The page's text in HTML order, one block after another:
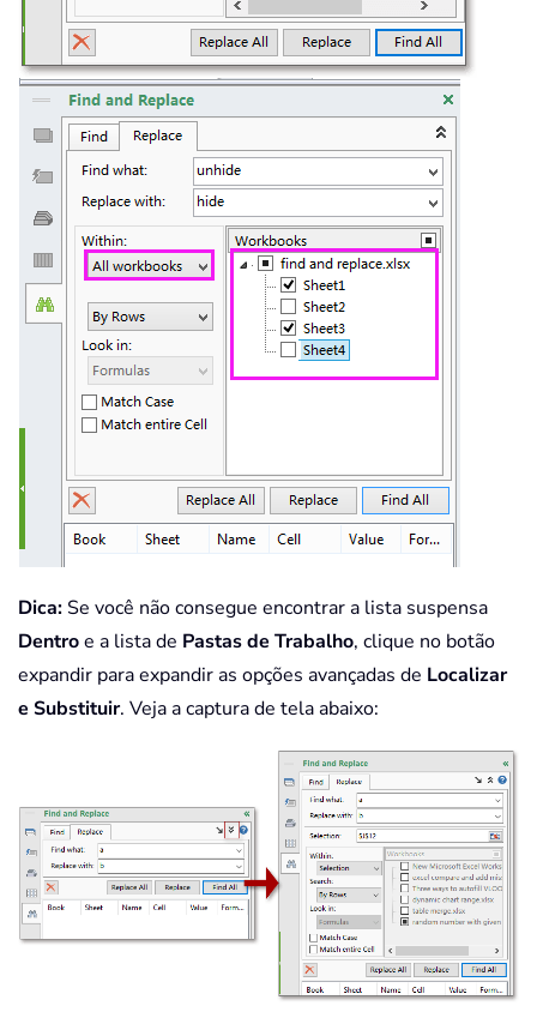
Dica: Se você não consegue encontrar a lista suspensa
Dentroe a lista de Pastas de Trabalho, clique no botão
expandir para expandir as opções avançadas de Localizar
e Substituir. Veja a captura de tela abaixo: